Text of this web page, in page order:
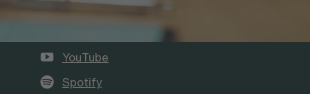
LinkedIn
YouTube
Spotify